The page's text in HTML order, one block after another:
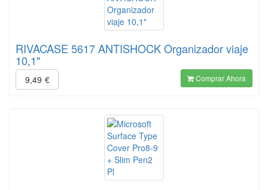
RIVACASE 5617 ANTISHOCK Organizador viaje
10,1"
9,49 € Comprar Ahora